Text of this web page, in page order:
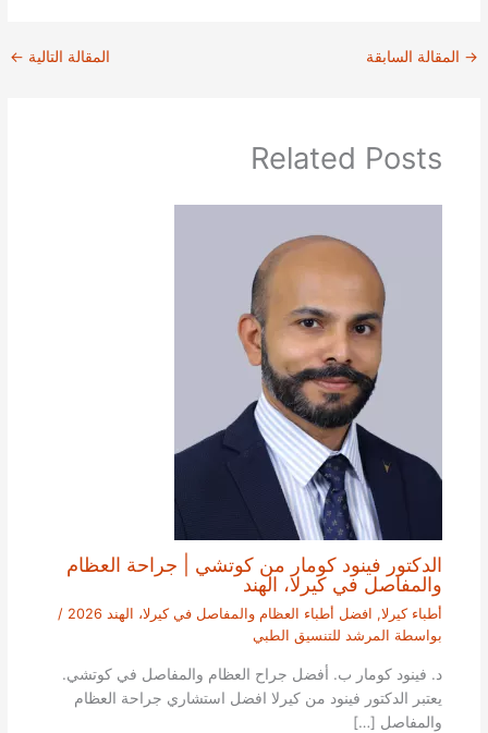
→ المقالة السابقة المقالة التالية ←
Related Posts
الدكتور فينود كومار من كوتشي | جراحة العظام
والمفاصل في كيرلا، الهند
أطباء كيرلا, افضل أطباء العظام والمفاصل في كيرلا، الهند 2026
/
بواسطة المرشد للتنسيق الطبي
د. فينود كومار ب. أفضل جراح العظام والمفاصل في كوتشي.
يعتبر الدكتور فينود من كيرلا افضل استشاري جراحة العظام
والمفاصل […]